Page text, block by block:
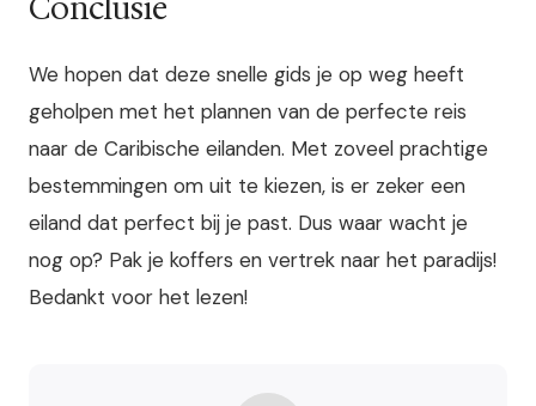
Conclusie
We hopen dat deze snelle gids je op weg heeft
geholpen met het plannen van de perfecte reis
naar de Caribische eilanden. Met zoveel prachtige
bestemmingen om uit te kiezen, is er zeker een
eiland dat perfect bij je past. Dus waar wacht je
nog op? Pak je koffers en vertrek naar het paradijs!
Bedankt voor het lezen!